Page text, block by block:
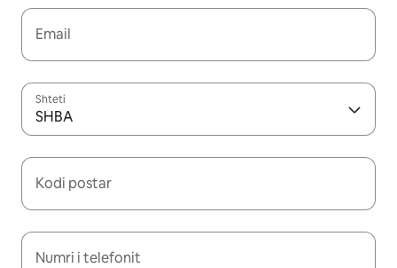
Email
Shteti
SHBA
Kodi postar
Numri i telefonit